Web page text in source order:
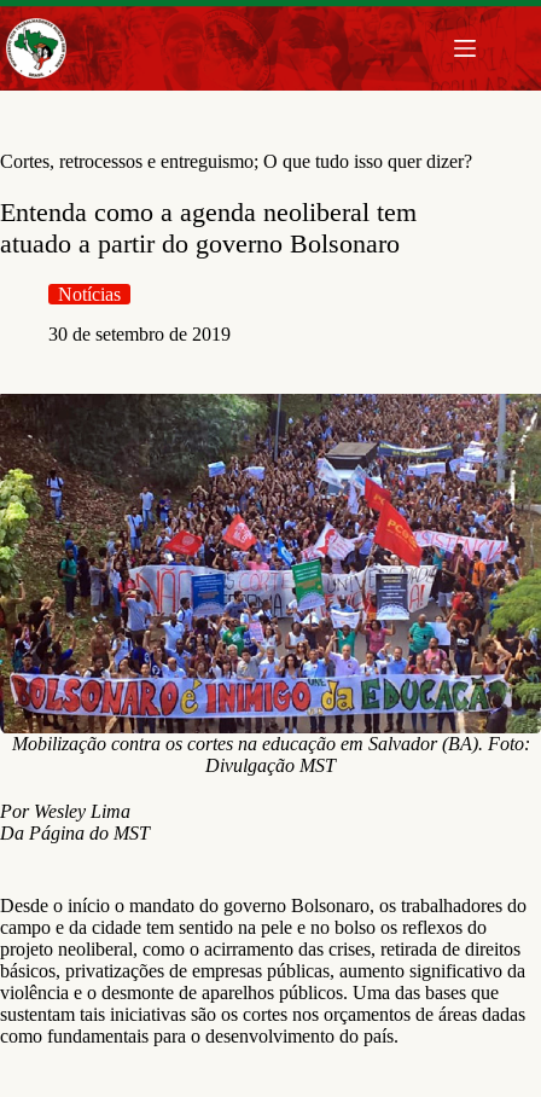
Pular
para
o
conteúdo
Cortes, retrocessos e entreguismo; O que tudo isso quer dizer?
Entenda como a agenda neoliberal tem
atuado a partir do governo Bolsonaro
Notícias
30 de setembro de 2019
Mobilização contra os cortes na educação em Salvador (BA). Foto:
Divulgação MST
Por Wesley Lima
Da Página do MST
Desde o início o mandato do governo Bolsonaro, os trabalhadores do
campo e da cidade tem sentido na pele e no bolso os reflexos do
projeto neoliberal, como o acirramento das crises, retirada de direitos
básicos, privatizações de empresas públicas, aumento significativo da
violência e o desmonte de aparelhos públicos. Uma das bases que
sustentam tais iniciativas são os cortes nos orçamentos de áreas dadas
como fundamentais para o desenvolvimento do país.